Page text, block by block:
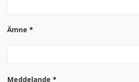
Ämne *
Meddelande *